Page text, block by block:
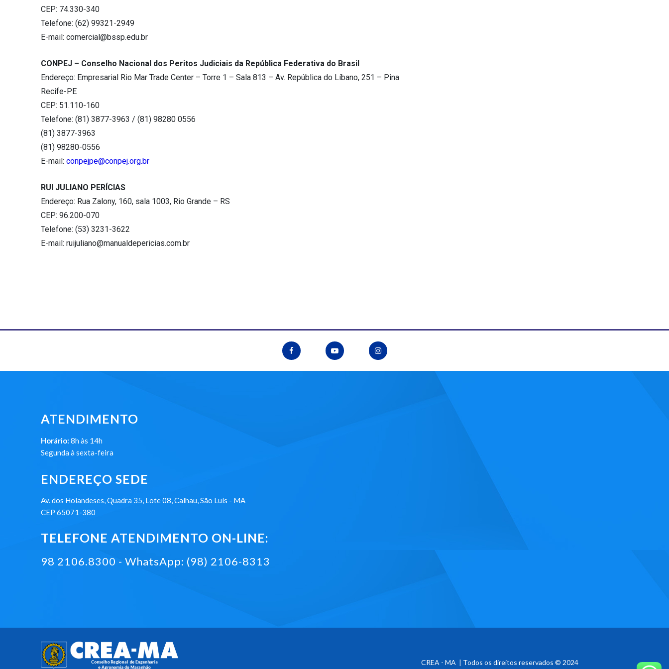
CEP: 74.330-340
Telefone: (62) 99321-2949
E-mail: comercial@bssp.edu.br
CONPEJ – Conselho Nacional dos Peritos Judiciais da República Federativa do Brasil
Endereço: Empresarial Rio Mar Trade Center – Torre 1 – Sala 813 – Av. República do Líbano, 251 – Pina
Recife-PE
CEP: 51.110-160
Telefone: (81) 3877-3963 / (81) 98280 0556
(81) 3877-3963
(81) 98280-0556
E-mail: conpejpe@conpej.org.br
RUI JULIANO PERÍCIAS
Endereço: Rua Zalony, 160, sala 1003, Rio Grande – RS
CEP: 96.200-070
Telefone: (53) 3231-3622
E-mail: ruijuliano@manualdepericias.com.br
ATENDIMENTO
Horário: 8h às 14h
Segunda à sexta-feira
ENDEREÇO SEDE
Av. dos Holandeses, Quadra 35, Lote 08, Calhau, São Luís - MA
CEP 65071-380
TELEFONE ATENDIMENTO ON-LINE:
98 2106.8300 - WhatsApp: (98) 2106-8313
CREA - MA | Todos os direitos reservados © 2024